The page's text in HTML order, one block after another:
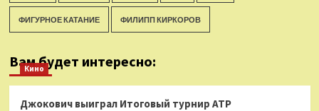
ФИГУРНОЕ КАТАНИЕ ФИЛИПП КИРКОРОВ
Вам будет интересно:
Кино
Джокович выиграл Итоговый турнир ATP